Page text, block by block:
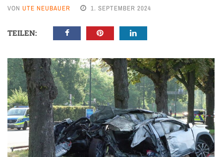
VON UTE NEUBAUER 1. SEPTEMBER 2024
TEILEN: